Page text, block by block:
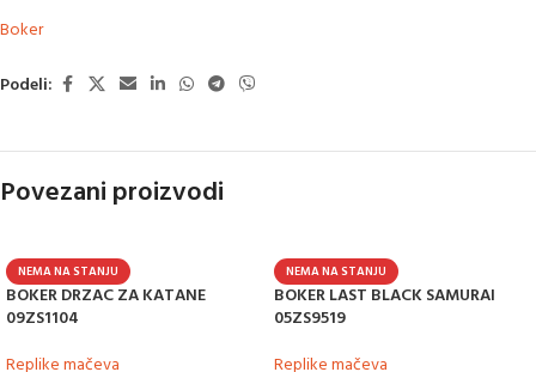
Boker
Podeli:
Povezani proizvodi
NEMA NA STANJU
BOKER DRZAC ZA KATANE
09ZS1104
Replike mačeva
NEMA NA STANJU
BOKER LAST BLACK SAMURAI
05ZS9519
Replike mačeva